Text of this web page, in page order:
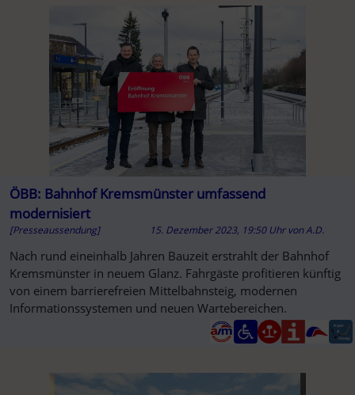
ÖBB: Bahnhof Kremsmünster umfassend
modernisiert
[Presseaussendung] 15. Dezember 2023, 19:50 Uhr vonA.D.
Nach rund eineinhalb Jahren Bauzeit erstrahlt der Bahnhof
Kremsmünster in neuem Glanz. Fahrgäste profitieren künftig
von einem barrierefreien Mittelbahnsteig, modernen
Informationssystemen und neuen Wartebereichen.